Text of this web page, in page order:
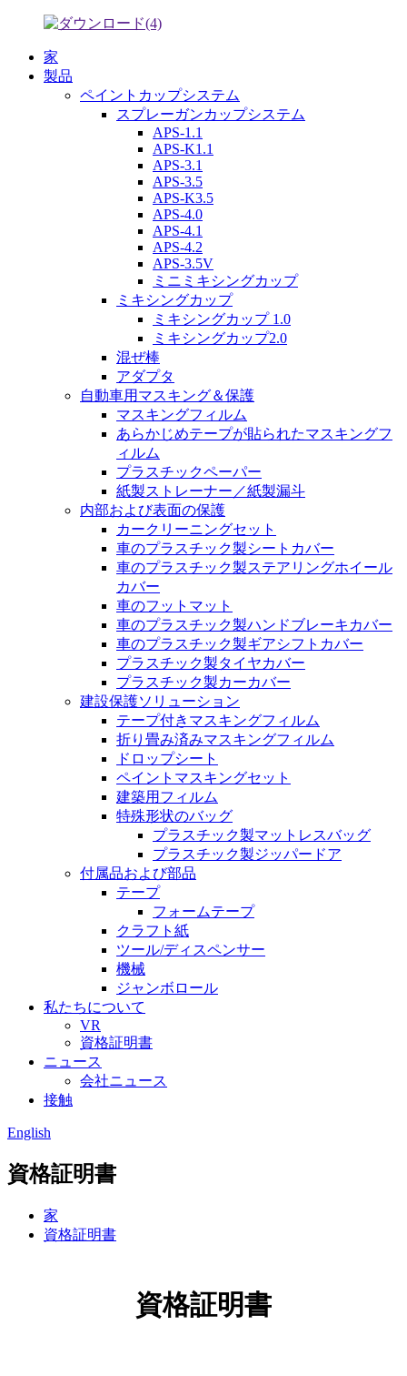
家
製品
ペイントカップシステム
スプレーガンカップシステム
APS-1.1
APS-K1.1
APS-3.1
APS-3.5
APS-K3.5
APS-4.0
APS-4.1
APS-4.2
APS-3.5V
ミニミキシングカップ
ミキシングカップ
ミキシングカップ 1.0
ミキシングカップ2.0
混ぜ棒
アダプタ
自動車用マスキング＆保護
マスキングフィルム
あらかじめテープが貼られたマスキングフ
ィルム
プラスチックペーパー
紙製ストレーナー／紙製漏斗
内部および表面の保護
カークリーニングセット
車のプラスチック製シートカバー
車のプラスチック製ステアリングホイール
カバー
車のフットマット
車のプラスチック製ハンドブレーキカバー
車のプラスチック製ギアシフトカバー
プラスチック製タイヤカバー
プラスチック製カーカバー
建設保護ソリューション
テープ付きマスキングフィルム
折り畳み済みマスキングフィルム
ドロップシート
ペイントマスキングセット
建築用フィルム
特殊形状のバッグ
プラスチック製マットレスバッグ
プラスチック製ジッパードア
付属品および部品
テープ
フォームテープ
クラフト紙
ツール/ディスペンサー
機械
ジャンボロール
私たちについて
VR
資格証明書
ニュース
会社ニュース
接触
English
資格証明書
家
資格証明書
資格証明書